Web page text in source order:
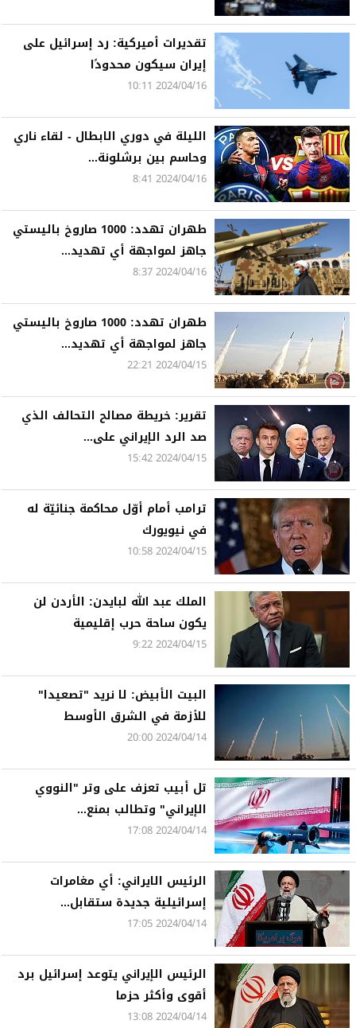
تقديرات أميركية: رد إسرائيل على
إيران سيكون محدودًا
2024/04/16 10:11
الليلة في دوري الابطال - لقاء ناري
وحاسم بين برشلونة...
2024/04/16 8:41
طهران تهدد: 1000 صاروخ باليستي
جاهز لمواجهة أي تهديد...
2024/04/16 8:37
طهران تهدد: 1000 صاروخ باليستي
جاهز لمواجهة أي تهديد...
2024/04/15 22:21
تقرير: خريطة مصالح التحالف الذي
صد الرد الإيراني على...
2024/04/15 15:42
ترامب أمام أوّل محاكمة جنائيّة له
في نيويورك
2024/04/15 10:58
الملك عبد الله لبايدن: الأردن لن
يكون ساحة حرب إقليمية
2024/04/15 9:22
البيت الأبيض: لا نريد "تصعيدا"
للأزمة في الشرق الأوسط
2024/04/14 20:00
تل أبيب تعزف على وتر "النووي
الإيراني" وتطالب بمنع...
2024/04/14 17:08
الرئيس الايراني: أي مغامرات
إسرائيلية جديدة ستقابل...
2024/04/14 17:05
الرئيس الإيراني يتوعد إسرائيل برد
أقوى وأكثر حزما
2024/04/14 13:08